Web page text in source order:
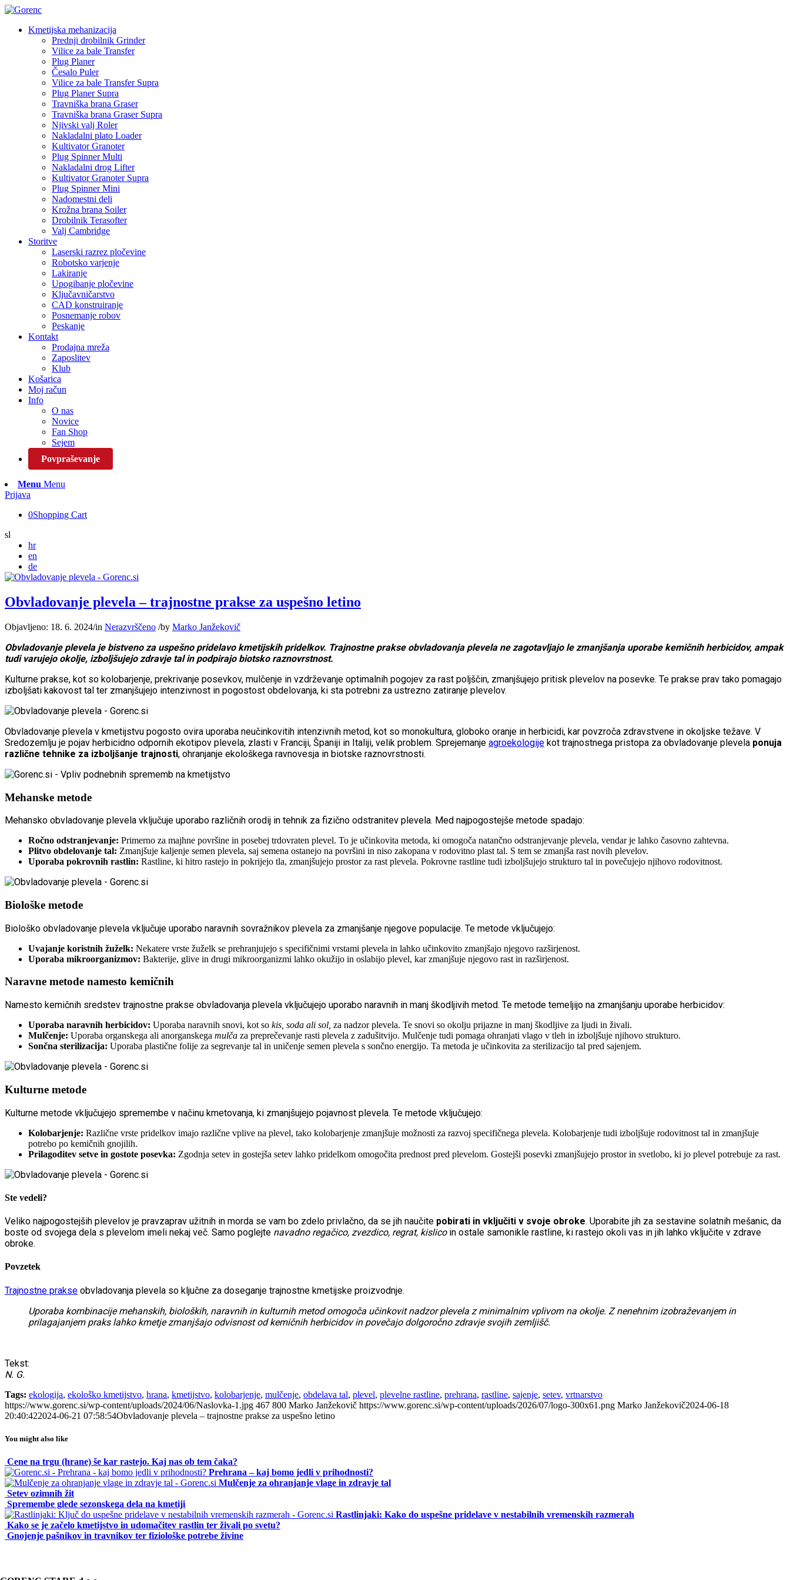
Kmetijska mehanizacija
Prednji drobilnik Grinder
Vilice za bale Transfer
Plug Planer
Česalo Puler
Vilice za bale Transfer Supra
Plug Planer Supra
Travniška brana Graser
Travniška brana Graser Supra
Njivski valj Roler
Nakladalni plato Loader
Kultivator Granoter
Plug Spinner Multi
Nakladalni drog Lifter
Kultivator Granoter Supra
Plug Spinner Mini
Nadomestni deli
Krožna brana Soiler
Drobilnik Terasofter
Valj Cambridge
Storitve
Laserski razrez pločevine
Robotsko varjenje
Lakiranje
Upogibanje pločevine
Ključavničarstvo
CAD konstruiranje
Posnemanje robov
Peskanje
Kontakt
Prodajna mreža
Zaposlitev
Klub
Košarica
Moj račun
Info
O nas
Novice
Fan Shop
Sejem
Povpraševanje
Menu Menu
Prijava
0Shopping Cart
sl
hr
en
de
Obvladovanje plevela – trajnostne prakse za uspešno letino
Objavljeno: 18. 6. 2024/in Nerazvrščeno /by Marko Janžekovič
Obvladovanje plevela je bistveno za uspešno pridelavo kmetijskih pridelkov. Trajnostne prakse obvladovanja plevela ne zagotavljajo le zmanjšanja uporabe kemičnih herbicidov, ampak
tudi varujejo okolje, izboljšujejo zdravje tal in podpirajo biotsko raznovrstnost.
Kulturne prakse, kot so kolobarjenje, prekrivanje posevkov, mulčenje in vzdrževanje optimalnih pogojev za rast poljščin, zmanjšujejo pritisk plevelov na posevke. Te prakse prav tako pomagajo
izboljšati kakovost tal ter zmanjšujejo intenzivnost in pogostost obdelovanja, ki sta potrebni za ustrezno zatiranje plevelov.
Obvladovanje plevela v kmetijstvu pogosto ovira uporaba neučinkovitih intenzivnih metod, kot so monokultura, globoko oranje in herbicidi, kar povzroča zdravstvene in okoljske težave. V
Sredozemlju je pojav herbicidno odpornih ekotipov plevela, zlasti v Franciji, Španiji in Italiji, velik problem. Sprejemanje agroekologije kot trajnostnega pristopa za obvladovanje plevela ponuja
različne tehnike za izboljšanje trajnosti, ohranjanje ekološkega ravnovesja in biotske raznovrstnosti.
Mehanske metode
Mehansko obvladovanje plevela vključuje uporabo različnih orodij in tehnik za fizično odstranitev plevela. Med najpogostejše metode spadajo:
Ročno odstranjevanje: Primerno za majhne površine in posebej trdovraten plevel. To je učinkovita metoda, ki omogoča natančno odstranjevanje plevela, vendar je lahko časovno zahtevna.
Plitvo obdelovanje tal: Zmanjšuje kaljenje semen plevela, saj semena ostanejo na površini in niso zakopana v rodovitno plast tal. S tem se zmanjša rast novih plevelov.
Uporaba pokrovnih rastlin: Rastline, ki hitro rastejo in pokrijejo tla, zmanjšujejo prostor za rast plevela. Pokrovne rastline tudi izboljšujejo strukturo tal in povečujejo njihovo rodovitnost.
Biološke metode
Biološko obvladovanje plevela vključuje uporabo naravnih sovražnikov plevela za zmanjšanje njegove populacije. Te metode vključujejo:
Uvajanje koristnih žuželk: Nekatere vrste žuželk se prehranjujejo s specifičnimi vrstami plevela in lahko učinkovito zmanjšajo njegovo razširjenost.
Uporaba mikroorganizmov: Bakterije, glive in drugi mikroorganizmi lahko okužijo in oslabijo plevel, kar zmanjšuje njegovo rast in razširjenost.
Naravne metode namesto kemičnih
Namesto kemičnih sredstev trajnostne prakse obvladovanja plevela vključujejo uporabo naravnih in manj škodljivih metod. Te metode temeljijo na zmanjšanju uporabe herbicidov:
Uporaba naravnih herbicidov: Uporaba naravnih snovi, kot so kis, soda ali sol, za nadzor plevela. Te snovi so okolju prijazne in manj škodljive za ljudi in živali.
Mulčenje: Uporaba organskega ali anorganskega mulča za preprečevanje rasti plevela z zadušitvijo. Mulčenje tudi pomaga ohranjati vlago v tleh in izboljšuje njihovo strukturo.
Sončna sterilizacija: Uporaba plastične folije za segrevanje tal in uničenje semen plevela s sončno energijo. Ta metoda je učinkovita za sterilizacijo tal pred sajenjem.
Kulturne metode
Kulturne metode vključujejo spremembe v načinu kmetovanja, ki zmanjšujejo pojavnost plevela. Te metode vključujejo:
Kolobarjenje: Različne vrste pridelkov imajo različne vplive na plevel, tako kolobarjenje zmanjšuje možnosti za razvoj specifičnega plevela. Kolobarjenje tudi izboljšuje rodovitnost tal in zmanjšuje
potrebo po kemičnih gnojilih.
Prilagoditev setve in gostote posevka: Zgodnja setev in gostejša setev lahko pridelkom omogočita prednost pred plevelom. Gostejši posevki zmanjšujejo prostor in svetlobo, ki jo plevel potrebuje za rast.
Ste vedeli?
Veliko najpogostejših plevelov je pravzaprav užitnih in morda se vam bo zdelo privlačno, da se jih naučite pobirati in vključiti v svoje obroke. Uporabite jih za sestavine solatnih mešanic, da
boste od svojega dela s plevelom imeli nekaj več. Samo poglejte navadno regačico, zvezdico, regrat, kislicoin ostale samonikle rastline, ki rastejo okoli vas in jih lahko vključite v zdrave
obroke.
Povzetek
Trajnostne prakse obvladovanja plevela so ključne za doseganje trajnostne kmetijske proizvodnje.
Uporaba kombinacije mehanskih, bioloških, naravnih in kulturnih metod omogoča učinkovit nadzor plevela z minimalnim vplivom na okolje. Z nenehnim izobraževanjem in
prilagajanjem praks lahko kmetje zmanjšajo odvisnost od kemičnih herbicidov in povečajo dolgoročno zdravje svojih zemljišč.
Tekst:
N. G.
Tags: ekologija, ekološko kmetijstvo, hrana, kmetijstvo, kolobarjenje, mulčenje, obdelava tal, plevel, plevelne rastline, prehrana, rastline, sajenje, setev, vrtnarstvo
https://www.gorenc.si/wp-content/uploads/2024/06/Naslovka-1.jpg 467 800 Marko Janžekovič https://www.gorenc.si/wp-content/uploads/2026/07/logo-300x61.png Marko Janžekovič2024-06-18
20:40:422024-06-21 07:58:54Obvladovanje plevela – trajnostne prakse za uspešno letino
You might also like
Cene na trgu (hrane) še kar rastejo. Kaj nas ob tem čaka?
Prehrana – kaj bomo jedli v prihodnosti?
Mulčenje za ohranjanje vlage in zdravje tal
Setev ozimnih žit
Spremembe glede sezonskega dela na kmetiji
Rastlinjaki: Kako do uspešne pridelave v nestabilnih vremenskih razmerah
Kako se je začelo kmetijstvo in udomačitev rastlin ter živali po svetu?
Gnojenje pašnikov in travnikov ter fiziološke potrebe živine